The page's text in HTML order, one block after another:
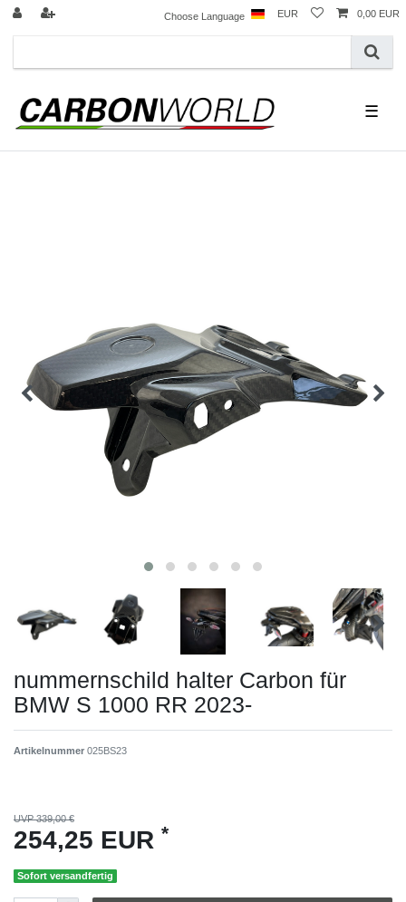
Choose Language EUR 0,00 EUR
☰
nummernschild halter Carbon für
BMW S 1000 RR 2023-
Artikelnummer 025BS23
UVP 339,00 €
254,25 EUR *
Sofort versandfertig